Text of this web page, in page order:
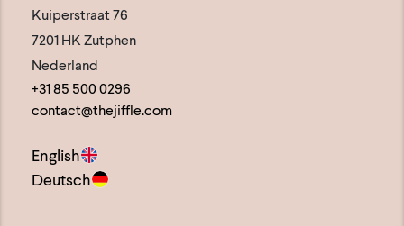
Kuiperstraat 76
7201 HK Zutphen
Nederland
+31 85 500 0296
contact@thejiffle.com
English
Deutsch